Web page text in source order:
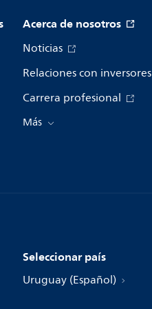
Acerca de nosotros
Noticias
Relaciones con inversores
Carrera profesional
Más
Seleccionar país
Uruguay (Español)